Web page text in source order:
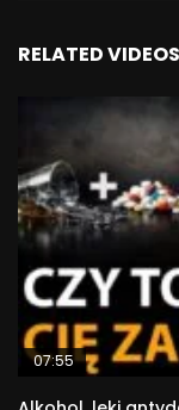
RELATED VIDEOS
07:55